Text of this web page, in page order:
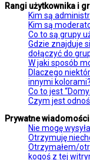
Rangi użytkownika i
Kim są
Kim są
Co to są grupy
Gdzie znajduje
dołączyć do
W jaki sposób
Dlaczego
innymi kolorami?
Co to jest
Czym jest
Prywatne wiadomości
Nie mogę
Otrzymuję
Otrzymałem/
kogoś z tej